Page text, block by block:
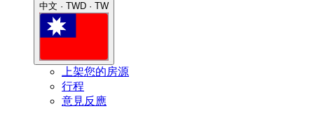
中文 · TWD · TW
上架您的房源
行程
意見反應